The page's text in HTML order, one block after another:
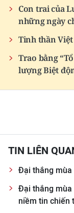
lan tỏa tinh
sống, ý chí
nhiệm của
huy truyền
nhiệm đóng
50 NĂM
Con trai của
những ngày
Tinh thần
Trao bằng
lượng Biệt